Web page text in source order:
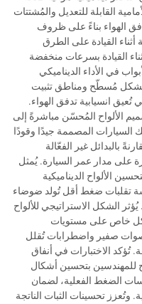
القابلة للتعديل والمُشتتات
الهواء بناءً على ظروف
القيادة على الطرق
القيادة بسرعات منخفضة
في الأداء الديناميكي
بشكل مُسطّح ومناطق تثبيت
تُعيق انسيابية تدفق الهواء.
الألواح المُحسّن مباشرةً إلى
السيارات المصممة جيدًا وقودًا
بالبدائل غير الفعّالة
على مدار عمر السيارة. يُمثل
الألواح الديناميكية
تقلبات ضغط أقل تُولد ضوضاء
الشكل الاستراتيجي للألواح
بشكل خاص على مستويات
صفير واضطرابات تُقلل
تُؤكد الاختبارات في أنفاق
للمهندسين بتحسين أشكال
الضغط الفعلية، لضمان
وتُعزز تحسينات الثبات الناتجة